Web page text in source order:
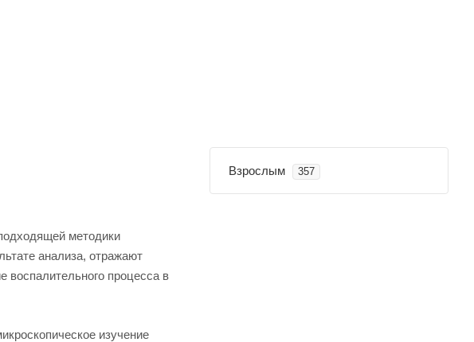
методики
анализа, отражают
воспалительного процесса в
изучение
Взрослым 357